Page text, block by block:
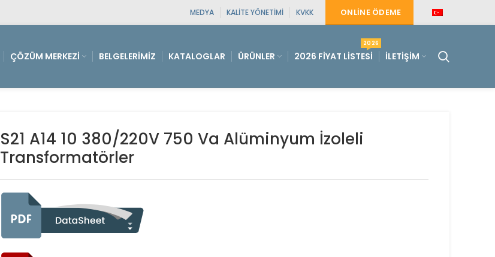
MEDYA KALITE YÖNETIMI KVKK ONLINE ÖDEME
ÇÖZÜM MERKEZI BELGELERIMIZ KATALOGLAR ÜRÜNLER 2026 FIYAT LISTESI
2026
İLETIŞIM
S21 A14 10 380/220V 750 Va Alüminyum İzoleli
Transformatörler